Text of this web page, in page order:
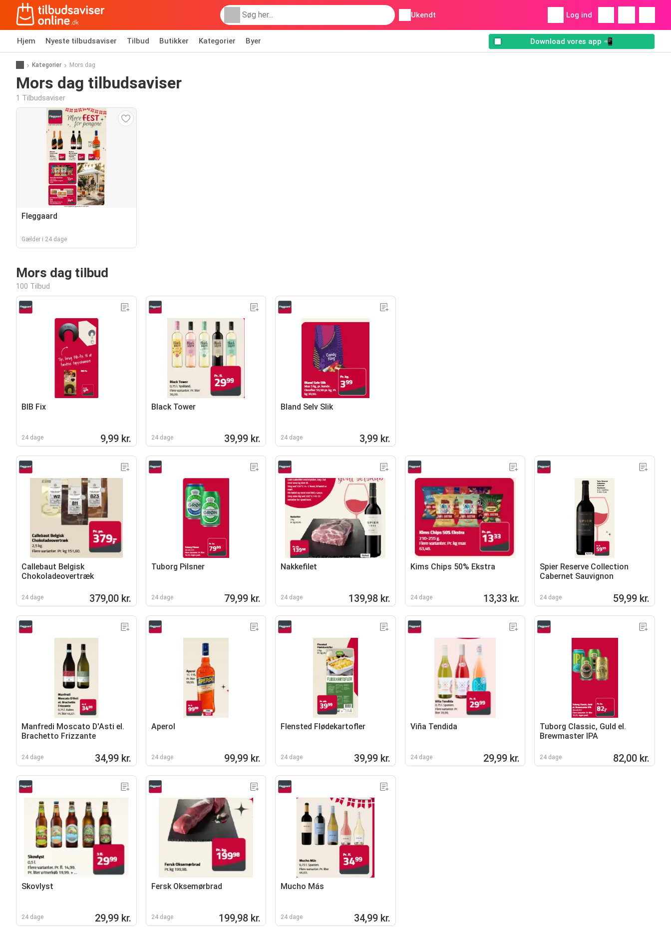
Ukendt Log ind
Hjem Nyeste tilbudsaviser Tilbud Butikker Kategorier Byer Download vores app 📲
Kategorier Mors dag
Mors dag tilbudsaviser
1 Tilbudsaviser
Fleggaard
Gælder i 24 dage
Mors dag tilbud
100 Tilbud
BIB Fix
24 dage 9,99 kr.
Black Tower
24 dage 39,99 kr.
Bland Selv Slik
24 dage 3,99 kr.
Callebaut Belgisk
Chokoladeovertræk
24 dage 379,00 kr.
Tuborg Pilsner
24 dage 79,99 kr.
Nakkefilet
24 dage 139,98 kr.
Kims Chips 50% Ekstra
24 dage 13,33 kr.
Spier Reserve Collection
Cabernet Sauvignon
24 dage 59,99 kr.
Manfredi Moscato D'Asti el.
Brachetto Frizzante
24 dage 34,99 kr.
Aperol
24 dage 99,99 kr.
Flensted Flødekartofler
24 dage 39,99 kr.
Viña Tendida
24 dage 29,99 kr.
Tuborg Classic, Guld el.
Brewmaster IPA
24 dage 82,00 kr.
Skovlyst
24 dage 29,99 kr.
Fersk Oksemørbrad
24 dage 199,98 kr.
Mucho Más
24 dage 34,99 kr.